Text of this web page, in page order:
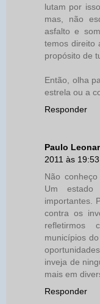
lutam por
mas, não
asfalto e
temos direito
propósito de
Então, olha
estrela ou a
Responder
Paulo
2011 às 19:53
Não
Um estado
importantes.
contra os
refletirmos
municípios
inveja de
mais em
Responder